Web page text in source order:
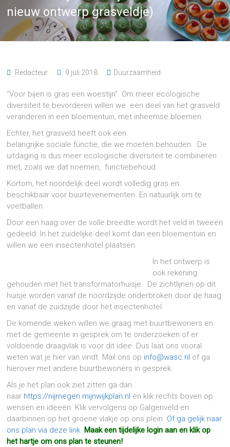
nieuw ontwerp grasveldje)
Redacteur 9 juli 2018 Duurzaamheid
“Voor bijen is gras een woestijn”. Om meer ecologische
diversiteit te bevorderen willen we een deel van het grasveld
veranderen in een bloementuin, met inheemse bloemen.
Echter, het grasveld heeft ook een
belangrijke sociale functie, die we moeten behouden. De
uitdaging is dus meer ecologische diversiteit te combineren
met, zoals we dat noemen, functiebehoud.
Kortom, het noordelijk deel wordt volledig gras en
beschikbaar voor buurtevenementen. En natuurlijk om te
voetballen.
Door een haag over de volle breedte wordt het veld in tweeën
gedeeld. In het zuidelijke deel komt dan een bloementuin en
willen we een insectenhotel plaatsen.
In het ontwerp is
ook rekening
gehouden met het transformatorhuisje. De zichtlijnen op dit
huisje worden vanaf de noordzijde onderbroken door de haag
en vanaf de zuidzijde door het insectenhotel.
De komende weken willen we graag met buurtbewoners en
met de gemeente in gesprek om te onderzoeken of er
voldoende draagvlak is voor dit idee. Dus laat ons vooral
weten wat je hier van vindt. Mail ons op info@wasc.nl of ga
hierover met andere buurtbewoners in gesprek.
Als je het plan ook ziet zitten ga dan
naar https://nijmegen.mijnwijkplan.nl en klik rechts boven op
wensen en ideeën. Klik vervolgens op Galgenveld en
daarbinnen op het groene vlakje op ons plein. Of ga gelijk naar
ons plan via deze link. Maak een tijdelijke login aan en klik op
het hartje om ons plan te steunen!